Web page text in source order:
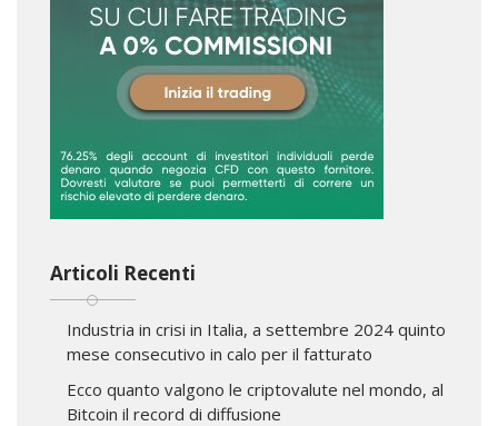
Articoli Recenti
Industria in crisi in Italia, a settembre 2024 quinto
mese consecutivo in calo per il fatturato
Ecco quanto valgono le criptovalute nel mondo, al
Bitcoin il record di diffusione